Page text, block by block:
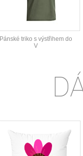
Pánské triko s výstřihem do
V